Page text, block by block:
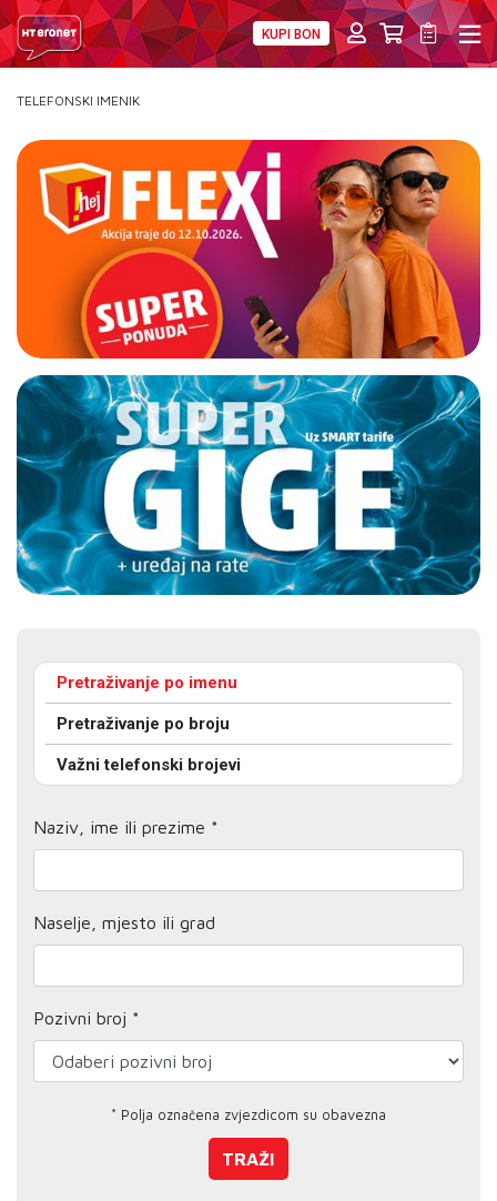
KUPI BON
PRIVATNI POSLOVNI
MOJ PROFIL
E-RAČUN
PODRŠKA
TELEFONSKI IMENIK
TELEFONSKI IMENIK
Pretraživanje po imenu
Pretraživanje po broju
Važni telefonski brojevi
Naziv, ime ili prezime *
Naselje, mjesto ili grad
Pozivni broj *
* Polja označena zvjezdicom su obavezna
TRAŽI